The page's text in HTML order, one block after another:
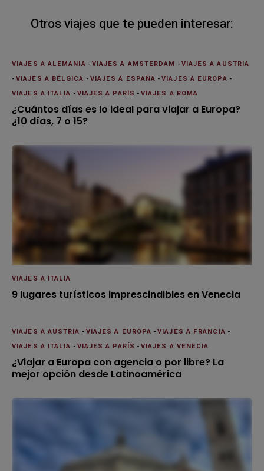
Otros viajes que te pueden interesar:
VIAJES A ALEMANIA -VIAJES A AMSTERDAM -VIAJES A AUSTRIA
-VIAJES A BÉLGICA -VIAJES A ESPAÑA -VIAJES A EUROPA -
VIAJES A ITALIA -VIAJES A PARÍS -VIAJES A ROMA
¿Cuántos días es lo ideal para viajar a Europa?
¿10 días, 7 o 15?
VIAJES A ITALIA
9 lugares turísticos imprescindibles en Venecia
VIAJES A AUSTRIA -VIAJES A EUROPA -VIAJES A FRANCIA -
VIAJES A ITALIA -VIAJES A PARÍS -VIAJES A VENECIA
¿Viajar a Europa con agencia o por libre? La
mejor opción desde Latinoamérica